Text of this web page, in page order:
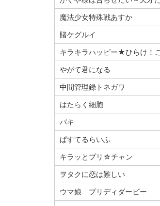
魔法少女特殊戦あすか
賭ケグルイ
キラキラハッピー★ひらけ！
やがて君になる
中間管理録トネガワ
はたらく細胞
バキ
ぱすてるらいふ
キラッとプリ☆チャン
ヲタクに恋は難しい
ウマ娘 プリディダービー